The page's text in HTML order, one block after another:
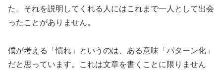
た。それを説明してくれる人にはこれまで一人として出会
ったことがありません。
僕が考える「慣れ」というのは、ある意味「パターン化」
だと思っています。これは文章を書くことに限りません